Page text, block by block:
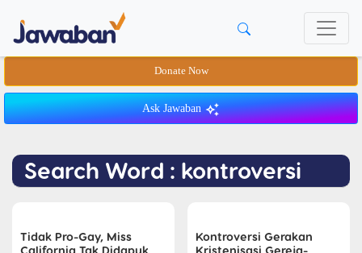
Donate Now
Ask Jawaban
Search Word : kontroversi
Tidak Pro-Gay, Miss
California Tak Didapuk
Kontroversi Gerakan
Kristenisasi Gereja-